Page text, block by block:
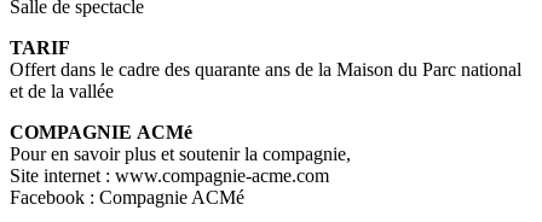
Salle de spectacle
TARIF
Offert dans le cadre des quarante ans de la Maison du Parc national
et de la vallée
COMPAGNIE ACMé
Pour en savoir plus et soutenir la compagnie,
Site internet : www.compagnie-acme.com
Facebook : Compagnie ACMé